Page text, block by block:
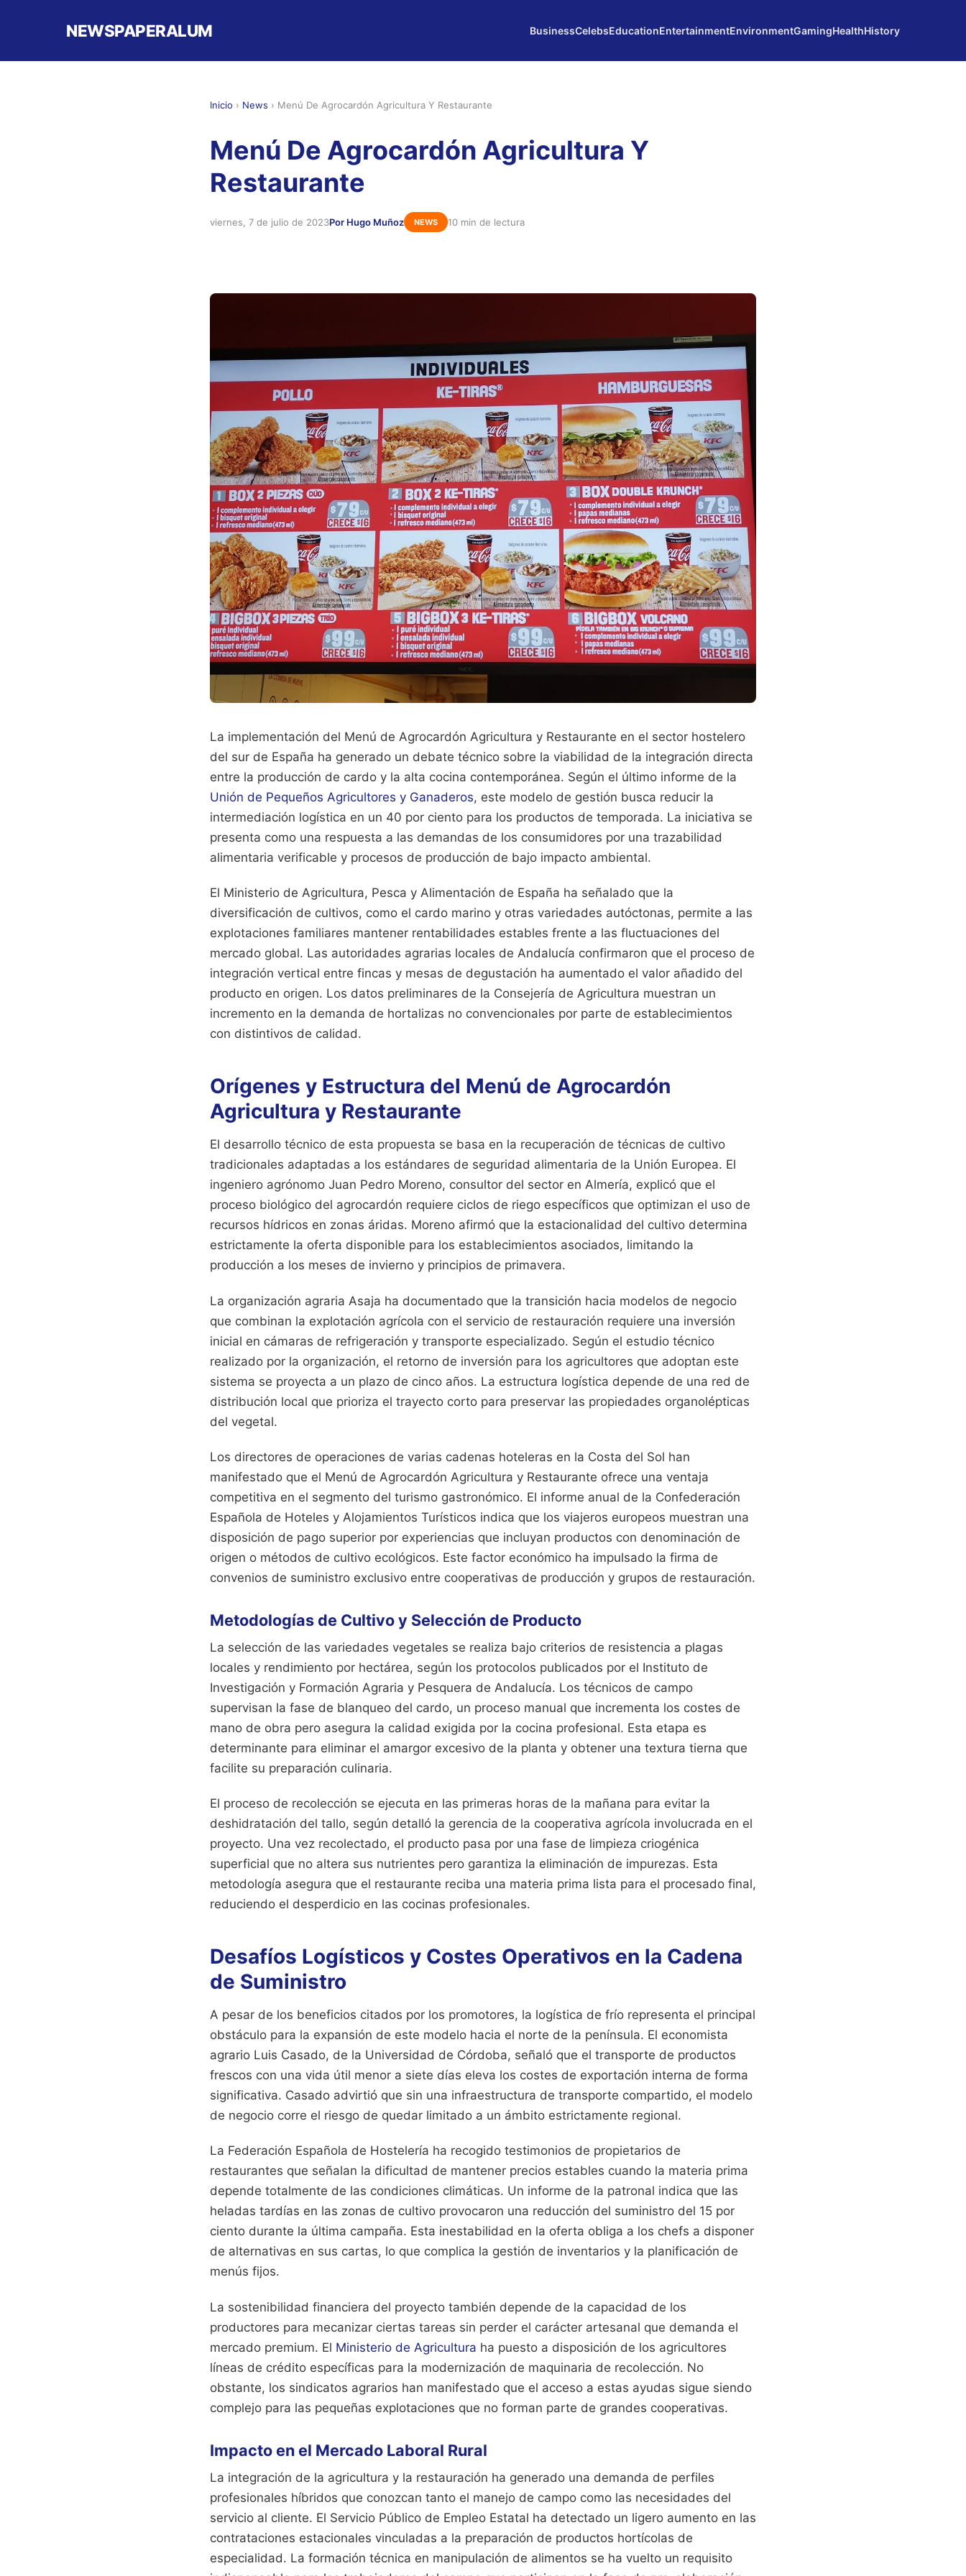
NEWSPAPERALUM BusinessCelebsEducationEntertainmentEnvironmentGamingHealthHistory
Inicio › News › Menú De Agrocardón Agricultura Y Restaurante
Menú De Agrocardón Agricultura Y
Restaurante
viernes, 7 de julio de 2023Por Hugo Muñoz NEWS 10 min de lectura
La implementación del Menú de Agrocardón Agricultura y Restaurante en el sector hostelero
del sur de España ha generado un debate técnico sobre la viabilidad de la integración directa
entre la producción de cardo y la alta cocina contemporánea. Según el último informe de la
Unión de Pequeños Agricultores y Ganaderos, este modelo de gestión busca reducir la
intermediación logística en un 40 por ciento para los productos de temporada. La iniciativa se
presenta como una respuesta a las demandas de los consumidores por una trazabilidad
alimentaria verificable y procesos de producción de bajo impacto ambiental.
El Ministerio de Agricultura, Pesca y Alimentación de España ha señalado que la
diversificación de cultivos, como el cardo marino y otras variedades autóctonas, permite a las
explotaciones familiares mantener rentabilidades estables frente a las fluctuaciones del
mercado global. Las autoridades agrarias locales de Andalucía confirmaron que el proceso de
integración vertical entre fincas y mesas de degustación ha aumentado el valor añadido del
producto en origen. Los datos preliminares de la Consejería de Agricultura muestran un
incremento en la demanda de hortalizas no convencionales por parte de establecimientos
con distintivos de calidad.
Orígenes y Estructura del Menú de Agrocardón
Agricultura y Restaurante
El desarrollo técnico de esta propuesta se basa en la recuperación de técnicas de cultivo
tradicionales adaptadas a los estándares de seguridad alimentaria de la Unión Europea. El
ingeniero agrónomo Juan Pedro Moreno, consultor del sector en Almería, explicó que el
proceso biológico del agrocardón requiere ciclos de riego específicos que optimizan el uso de
recursos hídricos en zonas áridas. Moreno afirmó que la estacionalidad del cultivo determina
estrictamente la oferta disponible para los establecimientos asociados, limitando la
producción a los meses de invierno y principios de primavera.
La organización agraria Asaja ha documentado que la transición hacia modelos de negocio
que combinan la explotación agrícola con el servicio de restauración requiere una inversión
inicial en cámaras de refrigeración y transporte especializado. Según el estudio técnico
realizado por la organización, el retorno de inversión para los agricultores que adoptan este
sistema se proyecta a un plazo de cinco años. La estructura logística depende de una red de
distribución local que prioriza el trayecto corto para preservar las propiedades organolépticas
del vegetal.
Los directores de operaciones de varias cadenas hoteleras en la Costa del Sol han
manifestado que el Menú de Agrocardón Agricultura y Restaurante ofrece una ventaja
competitiva en el segmento del turismo gastronómico. El informe anual de la Confederación
Española de Hoteles y Alojamientos Turísticos indica que los viajeros europeos muestran una
disposición de pago superior por experiencias que incluyan productos con denominación de
origen o métodos de cultivo ecológicos. Este factor económico ha impulsado la firma de
convenios de suministro exclusivo entre cooperativas de producción y grupos de restauración.
Metodologías de Cultivo y Selección de Producto
La selección de las variedades vegetales se realiza bajo criterios de resistencia a plagas
locales y rendimiento por hectárea, según los protocolos publicados por el Instituto de
Investigación y Formación Agraria y Pesquera de Andalucía. Los técnicos de campo
supervisan la fase de blanqueo del cardo, un proceso manual que incrementa los costes de
mano de obra pero asegura la calidad exigida por la cocina profesional. Esta etapa es
determinante para eliminar el amargor excesivo de la planta y obtener una textura tierna que
facilite su preparación culinaria.
El proceso de recolección se ejecuta en las primeras horas de la mañana para evitar la
deshidratación del tallo, según detalló la gerencia de la cooperativa agrícola involucrada en el
proyecto. Una vez recolectado, el producto pasa por una fase de limpieza criogénica
superficial que no altera sus nutrientes pero garantiza la eliminación de impurezas. Esta
metodología asegura que el restaurante reciba una materia prima lista para el procesado final,
reduciendo el desperdicio en las cocinas profesionales.
Desafíos Logísticos y Costes Operativos en la Cadena
de Suministro
A pesar de los beneficios citados por los promotores, la logística de frío representa el principal
obstáculo para la expansión de este modelo hacia el norte de la península. El economista
agrario Luis Casado, de la Universidad de Córdoba, señaló que el transporte de productos
frescos con una vida útil menor a siete días eleva los costes de exportación interna de forma
significativa. Casado advirtió que sin una infraestructura de transporte compartido, el modelo
de negocio corre el riesgo de quedar limitado a un ámbito estrictamente regional.
La Federación Española de Hostelería ha recogido testimonios de propietarios de
restaurantes que señalan la dificultad de mantener precios estables cuando la materia prima
depende totalmente de las condiciones climáticas. Un informe de la patronal indica que las
heladas tardías en las zonas de cultivo provocaron una reducción del suministro del 15 por
ciento durante la última campaña. Esta inestabilidad en la oferta obliga a los chefs a disponer
de alternativas en sus cartas, lo que complica la gestión de inventarios y la planificación de
menús fijos.
La sostenibilidad financiera del proyecto también depende de la capacidad de los
productores para mecanizar ciertas tareas sin perder el carácter artesanal que demanda el
mercado premium. El Ministerio de Agricultura ha puesto a disposición de los agricultores
líneas de crédito específicas para la modernización de maquinaria de recolección. No
obstante, los sindicatos agrarios han manifestado que el acceso a estas ayudas sigue siendo
complejo para las pequeñas explotaciones que no forman parte de grandes cooperativas.
Impacto en el Mercado Laboral Rural
La integración de la agricultura y la restauración ha generado una demanda de perfiles
profesionales híbridos que conozcan tanto el manejo de campo como las necesidades del
servicio al cliente. El Servicio Público de Empleo Estatal ha detectado un ligero aumento en las
contrataciones estacionales vinculadas a la preparación de productos hortícolas de
especialidad. La formación técnica en manipulación de alimentos se ha vuelto un requisito